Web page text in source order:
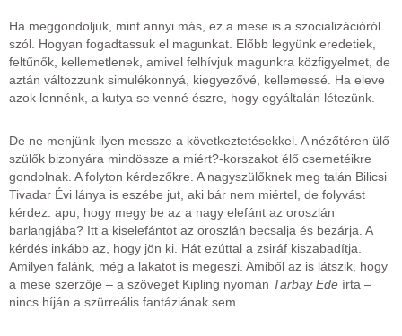
Ha meggondoljuk, mint annyi más, ez a mese is a szocializációról
szól. Hogyan fogadtassuk el magunkat. Előbb legyünk eredetiek,
feltűnők, kellemetlenek, amivel felhívjuk magunkra közfigyelmet, de
aztán változzunk simulékonnyá, kiegyezővé, kellemessé. Ha eleve
azok lennénk, a kutya se venné észre, hogy egyáltalán létezünk.
De ne menjünk ilyen messze a következtetésekkel. A nézőtéren ülő
szülők bizonyára mindössze a miért?-korszakot élő csemetéikre
gondolnak. A folyton kérdezőkre. A nagyszülőknek meg talán Bilicsi
Tivadar Évi lánya is eszébe jut, aki bár nem miértel, de folyvást
kérdez: apu, hogy megy be az a nagy elefánt az oroszlán
barlangjába? Itt a kiselefántot az oroszlán becsalja és bezárja. A
kérdés inkább az, hogy jön ki. Hát ezúttal a zsiráf kiszabadítja.
Amilyen falánk, még a lakatot is megeszi. Amiből az is látszik, hogy
a mese szerzője – a szöveget Kipling nyomán Tarbay Ede írta –
nincs híján a szürreális fantáziának sem.